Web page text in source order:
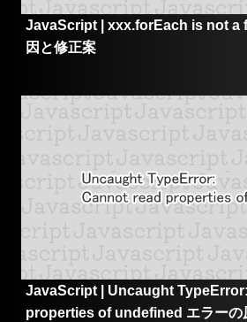
JavaScript | xxx.forEach is not a
因と修正案
JavaScript | Uncaught
properties of undefined エラーの